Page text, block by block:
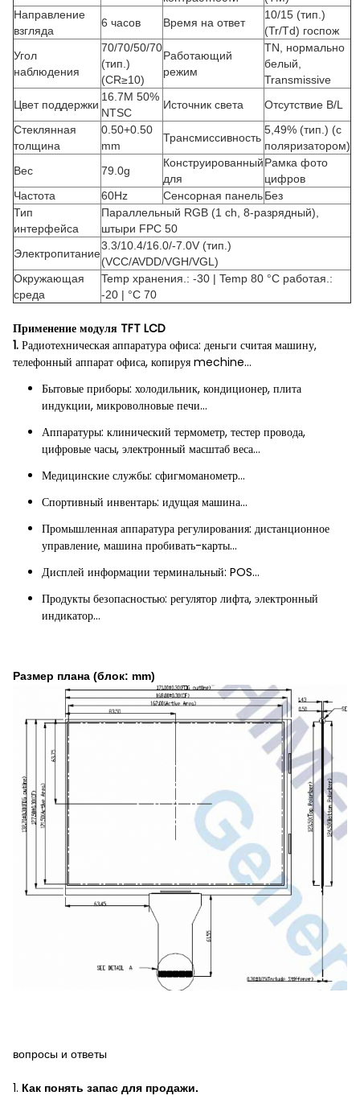
Направление
взгляда
6 часов Время на ответ
10/15 (тип.)
(Tr/Td) госпож
Угол
наблюдения
70/70/50/70
(тип.)
(CR≥10)
Работающий
режим
TN, нормально
белый,
Transmissive
Цвет поддержки
16.7M 50%
NTSC
Источник света
Отсутствие B/L
Стеклянная
толщина
0.50+0.50
mm
Трансмиссивность
5,49% (тип.) (с
поляризатором)
Вес
79.0g
Конструированный
для
Рамка фото
цифров
Частота
60Hz Сенсорная панельБез
Тип
интерфейса
Параллельный RGB (1 ch, 8-разрядный),
штыри FPC 50
Электропитание
3.3/10.4/16.0/-7.0V (тип.)
(VCC/AVDD/VGH/VGL)
Окружающая
среда
Temp хранения.: -30 | Temp 80 °C работая.:
-20 | °C 70
Применение модуля TFT LCD
1. Радиотехническая аппаратура офиса: деньги считая машину,
телефонный аппарат офиса, копируя mechine…
Бытовые приборы: холодильник, кондиционер, плита
индукции, микроволновые печи…
Аппаратуры: клинический термометр, тестер провода,
цифровые часы, электронный масштаб веса…
Медицинские службы: сфигмоманометр…
Спортивный инвентарь: идущая машина…
Промышленная аппаратура регулирования: дистанционное
управление, машина пробивать-карты…
Дисплей информации терминальный: POS…
Продукты безопасностью: регулятор лифта, электронный
индикатор…
Размер плана (блок: mm)
вопросы и ответы
1. Как понять запас для продажи.